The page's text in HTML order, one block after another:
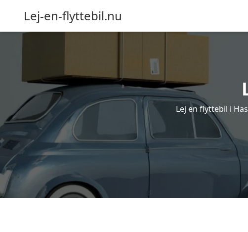
Lej-en-flyttebil.nu
Lej en flyttebil i